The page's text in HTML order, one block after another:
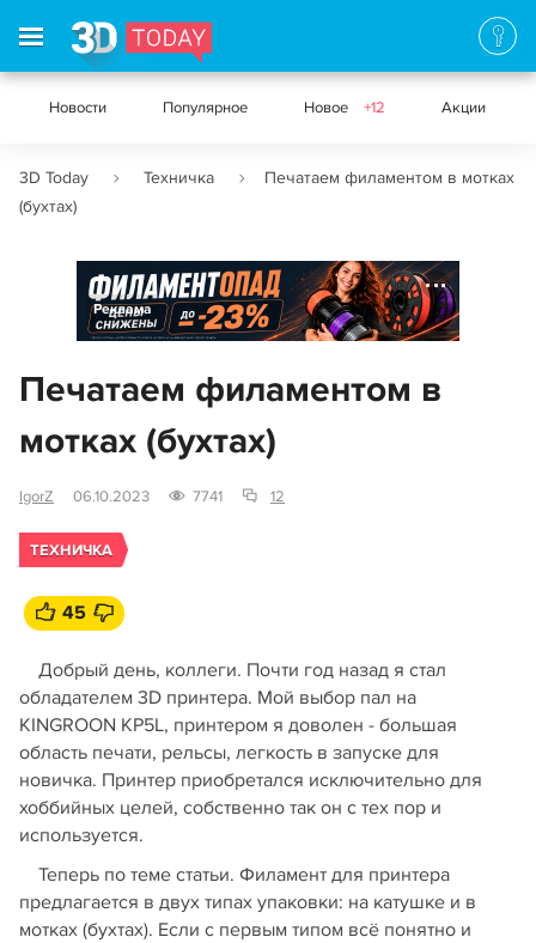
Новости Популярное Новое +12 Акции
3D Today Техничка
Печатаем филаментом в мотках
(бухтах)
Реклама
Печатаем филаментом в
мотках (бухтах)
IgorZ 06.10.2023 7741 12
ТЕХНИЧКА
45
Добрый день, коллеги. Почти год назад я стал
обладателем 3D принтера. Мой выбор пал на
KINGROON KP5L, принтером я доволен - большая
область печати, рельсы, легкость в запуске для
новичка. Принтер приобретался исключительно для
хоббийных целей, собственно так он с тех пор и
используется.
Теперь по теме статьи. Филамент для принтера
предлагается в двух типах упаковки: на катушке и в
мотках (бухтах). Если с первым типом всё понятно и